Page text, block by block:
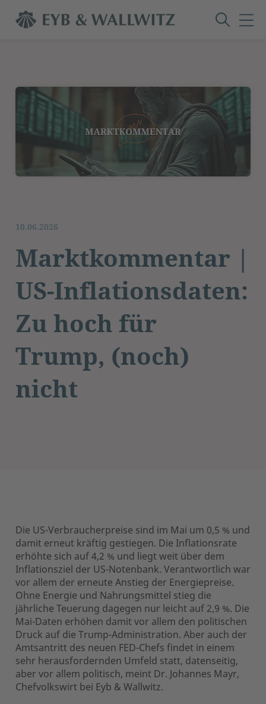
10.06.2026
Marktkommentar |
US-Inflationsdaten:
Zu hoch für
Trump, (noch)
nicht
Die US-Verbraucherpreise sind im Mai um 0,5 % und
damit erneut kräftig gestiegen. Die Inflationsrate
erhöhte sich auf 4,2 % und liegt weit über dem
Inflationsziel der US-Notenbank. Verantwortlich war
vor allem der erneute Anstieg der Energiepreise.
Ohne Energie und Nahrungsmittel stieg die
jährliche Teuerung dagegen nur leicht auf 2,9 %. Die
Mai-Daten erhöhen damit vor allem den politischen
Druck auf die Trump-Administration. Aber auch der
Amtsantritt des neuen FED-Chefs findet in einem
sehr herausfordernden Umfeld statt, datenseitig,
aber vor allem politisch, meint Dr. Johannes Mayr,
Chefvolkswirt bei Eyb & Wallwitz.